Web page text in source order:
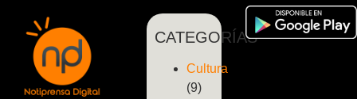
CATEGORÍAS
Cultura
(9)